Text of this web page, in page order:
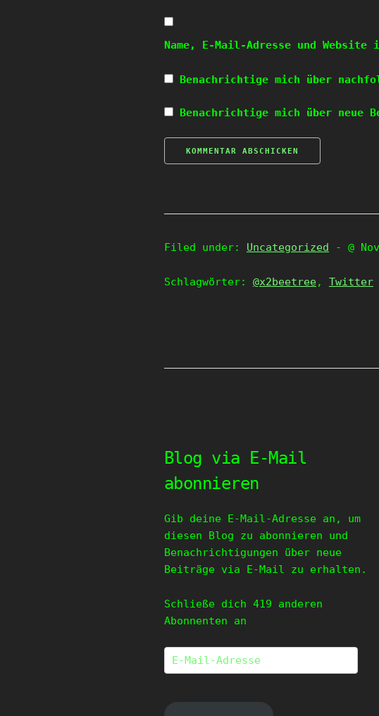
Name, E-Mail-Adresse und Website
Benachrichtige mich über
Benachrichtige mich über neue
Filed under: Uncategorized - @
Schlagwörter: @x2beetree, Twitter
Blog via E-Mail
abonnieren
Gib deine E-Mail-Adresse an, um
diesen Blog zu abonnieren und
Benachrichtigungen über neue
Beiträge via E-Mail zu erhalten.
Schließe dich 419 anderen
Abonnenten an
E-
Mail-